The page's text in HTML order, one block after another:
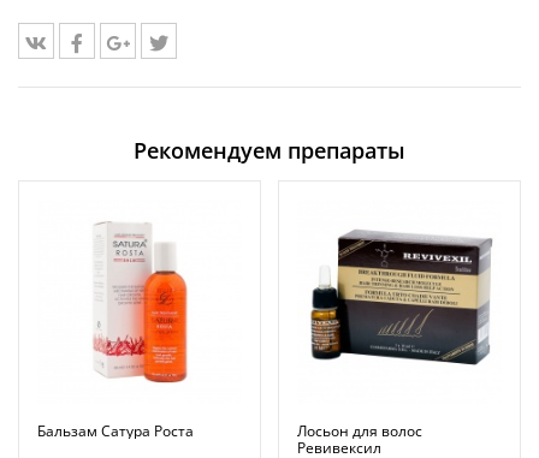
Рекомендуем препараты
Бальзам Сатура Роста
Лосьон для волос
Ревивексил